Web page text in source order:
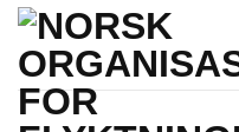
Skip
content